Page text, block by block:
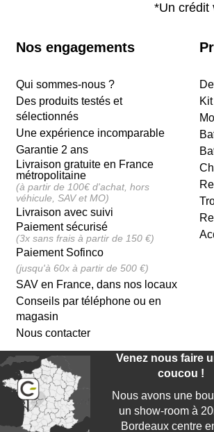
*Un crédit
Nos engagements
Qui sommes-nous ?
Des produits testés et
sélectionnés
Une expérience incomparable
Garantie 2 ans
Livraison gratuite en France
métropolitaine
(à partir de 100€ d'achat, hors
véhicule, SAV et MO)
Livraison avec suivi
Paiement sécurisé
(3x sans frais à partir de 150 €)
Paiement Sofinco
(jusqu'à 60x à partir de 500 €)
SAV en France, dans nos locaux
Conseils par téléphone ou en
magasin
Nous contacter
Venez nous faire
coucou !
Nous avons une
un show-room à
Bordeaux centre